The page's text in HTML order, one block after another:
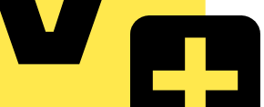
Datenschutzerklärung